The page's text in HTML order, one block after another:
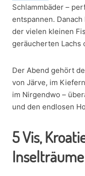
Schlammbäder –
entspannen.
der vielen kleinen
geräucherten Lachs
Der Abend gehört
von Järve, im
im Nirgendwo –
und den endlosen
5Vis,